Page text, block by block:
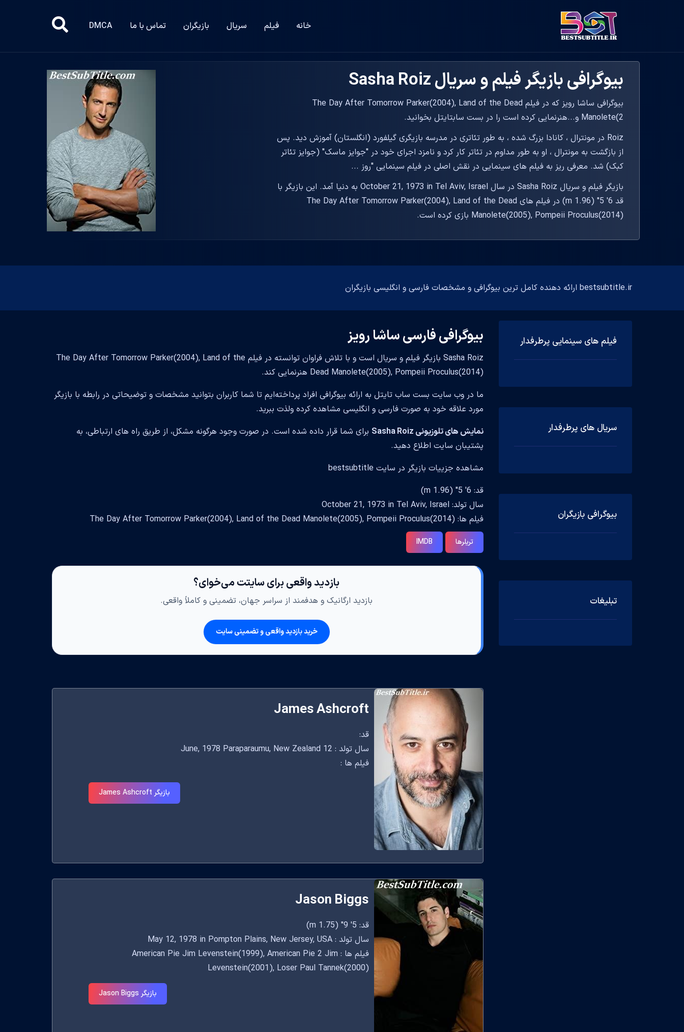
خانه فیلم سریال بازیگران تماس با ما DMCA
بیوگرافی بازیگر فیلم و سریال Sasha Roiz
بیوگرافی ساشا رویز که در فیلم The Day After Tomorrow Parker(2004), Land of the Dead
Manolete(2 و...هنرنمایی کرده است را در بست سابتایتل بخوانید.
Roiz در مونترال ، کانادا بزرگ شده ، به طور تئاتری در مدرسه بازیگری گیلفورد (انگلستان) آموزش دید. پس
از بازگشت به مونترال ، او به طور مداوم در تئاتر کار کرد و نامزد اجرای خود در "جوایز ماسک" (جوایز تئاتر
کبک) شد. معرفی ریز به فیلم های سینمایی در نقش اصلی در فیلم سینمایی "روز ...
بازیگر فیلم و سریال Sasha Roiz در سال October 21, 1973 in Tel Aviv, Israel به دنیا آمد. این بازیگر با
قد 6' 5" (1.96 m) در فیلم های The Day After Tomorrow Parker(2004), Land of the Dead
Manolete(2005), Pompeii Proculus(2014) بازی کرده است.
bestsubtitle.ir ارائه دهنده کامل ترین بیوگرافی و مشخصات فارسی و انگلیسی بازیگران
فیلم های سینمایی پرطرفدار
سریال های پرطرفدار
بیوگرافی بازیگران
تبلیغات
بیوگرافی فارسی ساشا رویز
Sasha Roiz بازیگر فیلم و سریال است و با تلاش فراوان توانسته در فیلم The Day After Tomorrow Parker(2004), Land of the
Dead Manolete(2005), Pompeii Proculus(2014) هنرنمایی کند.
ما در وب سایت بست ساب تایتل به ارائه بیوگرافی افراد پرداخته‌ایم تا شما کاربران بتوانید مشخصات و توضیحاتی در رابطه با بازیگر
مورد علاقه خود به صورت فارسی و انگلیسی مشاهده کرده ولذت ببرید.
نمایش های تلوزیونی Sasha Roiz
برای شما قرار داده شده است. در صورت وجود هرگونه مشکل، از طریق راه های ارتباطی، به
پشتیبان سایت اطلاع دهید.
مشاهده جزییات بازیگر در سایت bestsubtitle
قد: 6' 5" (1.96 m)
سال تولد: October 21, 1973 in Tel Aviv, Israel
فیلم ها: The Day After Tomorrow Parker(2004), Land of the Dead Manolete(2005), Pompeii Proculus(2014)
تریلرها IMDB
بازدید واقعی برای سایتت می‌خوای؟
بازدید ارگانیک و هدفمند از سراسر جهان، تضمینی و کاملاً واقعی.
خرید بازدید واقعی و تضمینی سایت
James Ashcroft
قد:
سال تولد : 12 June, 1978 Paraparaumu, New Zealand
فیلم ها :
بازیگر James Ashcroft
Jason Biggs
قد: 5' 9" (1.75 m)
سال تولد : May 12, 1978 in Pompton Plains, New Jersey, USA
فیلم ها : American Pie Jim Levenstein(1999), American Pie 2 Jim
Levenstein(2001), Loser Paul Tannek(2000)
بازیگر Jason Biggs